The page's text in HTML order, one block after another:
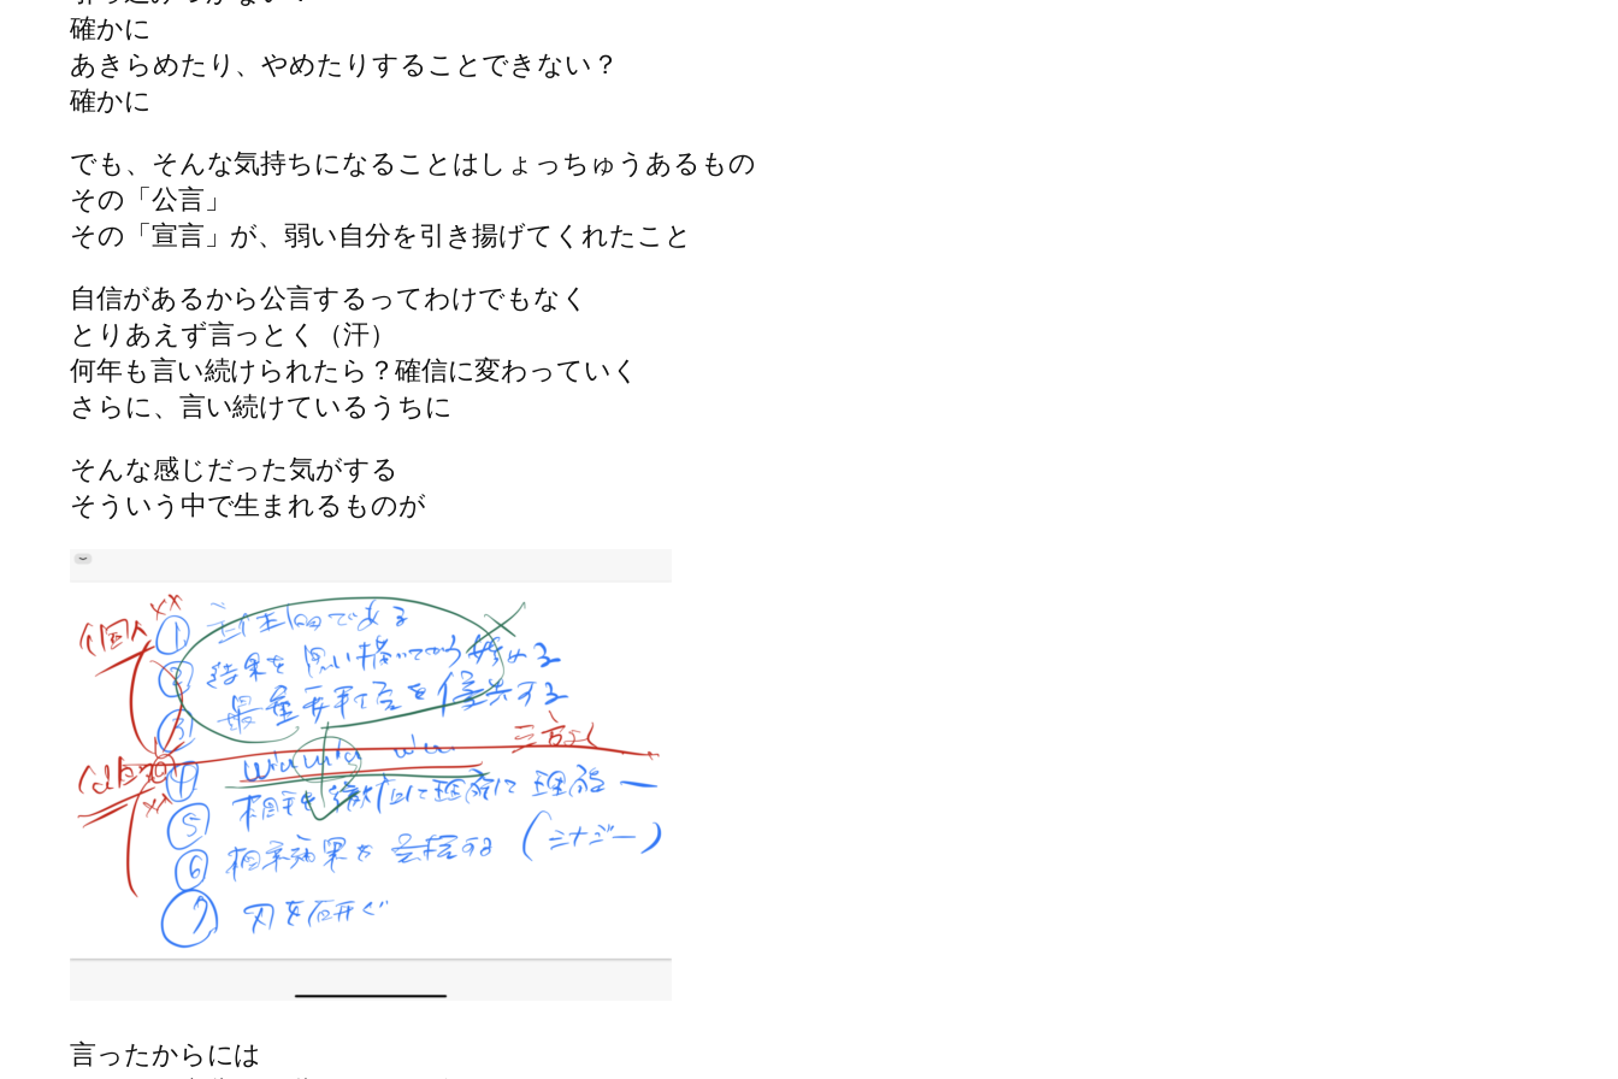
確かに
あきらめたり、やめたりすることできない？
確かに
でも、そんな気持ちになることはしょっちゅうあるもの
その「公言」
その「宣言」が、弱い自分を引き揚げてくれたこと
自信があるから公言するってわけでもなく
とりあえず言っとく（汗）
何年も言い続けられたら？確信に変わっていく
さらに、言い続けているうちに
そんな感じだった気がする
そういう中で生まれるものが
言ったからには